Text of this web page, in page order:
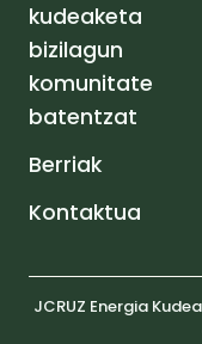
kudeaketa
bizilagun
komunitate
batentzat
Berriak
Kontaktua
JCRUZ Energia